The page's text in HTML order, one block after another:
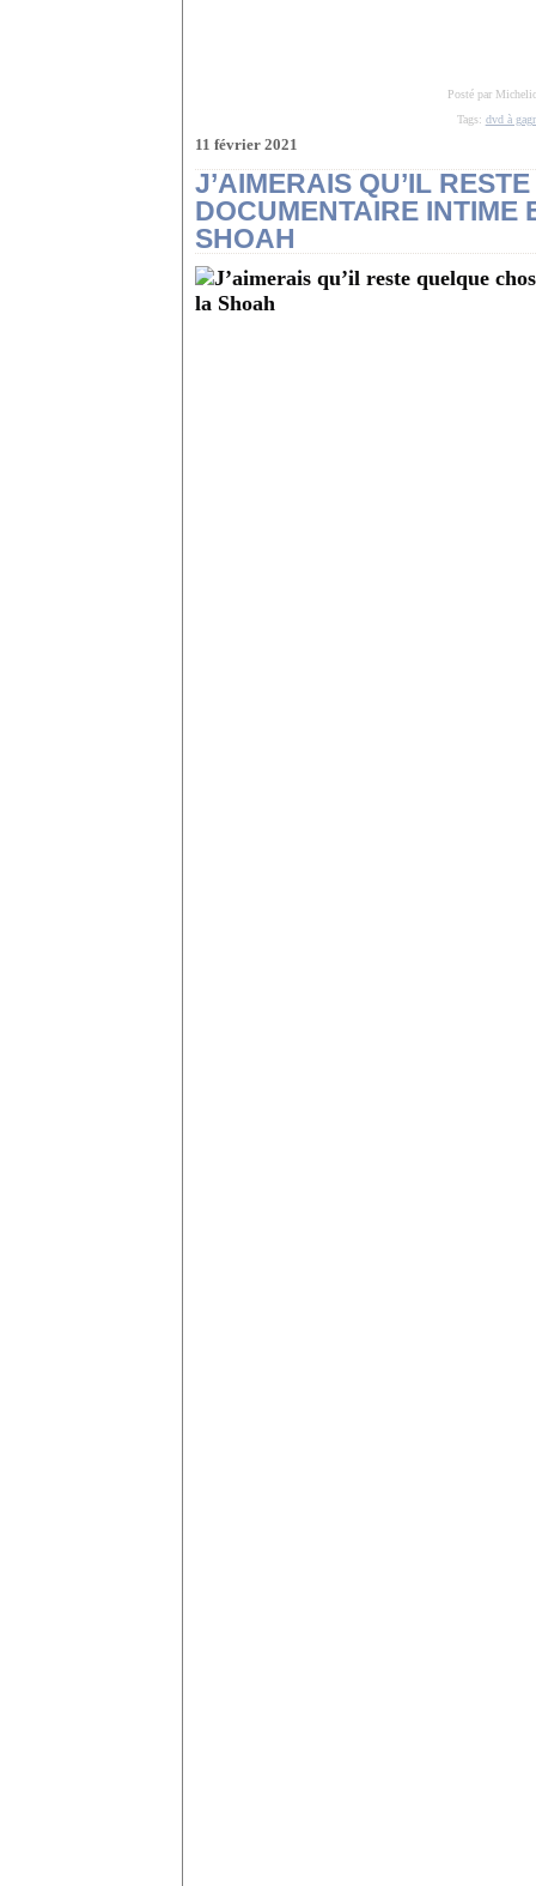
Posté par
Tags: dvd à
11 février 2021
J’AIMERAIS QU’IL
DOCUMENTAIRE INTIME
SHOAH